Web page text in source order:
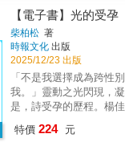
語將此波紋稱為「魚花」。 想欲和你做伙
春櫻共焦枝染做粉紅仔
佇湖面透光的魚花 全書以「景」、「厝」、
「散」、「伴」、「憾
「望」、「悟」、「澀
均附朗讀音檔，並以推
語譯文三版並列；「讀
距離的事，每日一闕一讀、
書中的束束日花照進你
如何燒錄黑暗》後，蕭
創作概念。一是持續錘
不畏懼散文化的處理，
見開闊。二是嘗試長詩
在基礎下延續發展，收
調自平反瑣碎的日常當
言，挖掘真實。哪怕我
不能在此具名，常感覺
特務，或者臥底(雖然我
【電子書】光的受孕
柴柏松 著
時報文化 出版
2025/12/23 出版
「不是我選擇成為跨性
我。」靈動之光閃現，
是，詩受孕的歷程。楊
科』，是一種中性的標
特價 224 元